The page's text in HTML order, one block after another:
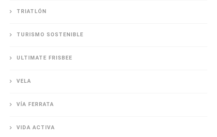
TRIATLÓN
TURISMO SOSTENIBLE
ULTIMATE FRISBEE
VELA
VÍA FERRATA
VIDA ACTIVA